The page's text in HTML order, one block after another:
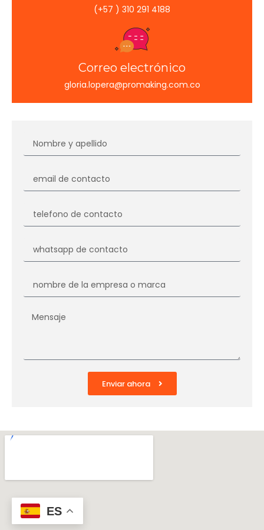
(+57 ) 310 291 4188
Correo electrónico
gloria.lopera@promaking.com.co
Enviar ahora
ES